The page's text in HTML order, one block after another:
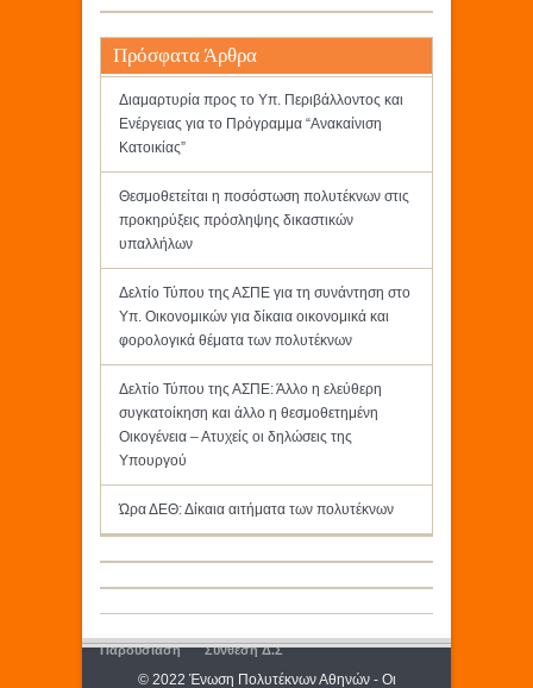
Πρόσφατα Άρθρα
Διαμαρτυρία προς το Υπ. Περιβάλλοντος και
Ενέργειας για το Πρόγραμμα “Ανακαίνιση
Κατοικίας”
Θεσμοθετείται η ποσόστωση πολυτέκνων στις
προκηρύξεις πρόσληψης δικαστικών
υπαλλήλων
Δελτίο Τύπου της ΑΣΠΕ για τη συνάντηση στο
Υπ. Οικονομικών για δίκαια οικονομικά και
φορολογικά θέματα των πολυτέκνων
Δελτίο Τύπου της ΑΣΠΕ: Άλλο η ελεύθερη
συγκατοίκηση και άλλο η θεσμοθετημένη
Οικογένεια – Ατυχείς οι δηλώσεις της
Υπουργού
Ώρα ΔΕΘ: Δίκαια αιτήματα των πολυτέκνων
Παρουσίαση Σύνθεση Δ.Σ
© 2022 Ένωση Πολυτέκνων Αθηνών - Οι